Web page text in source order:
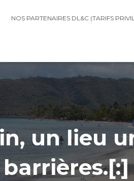
NOS PARTENAIRES DL&C (TARIFS
un lieu